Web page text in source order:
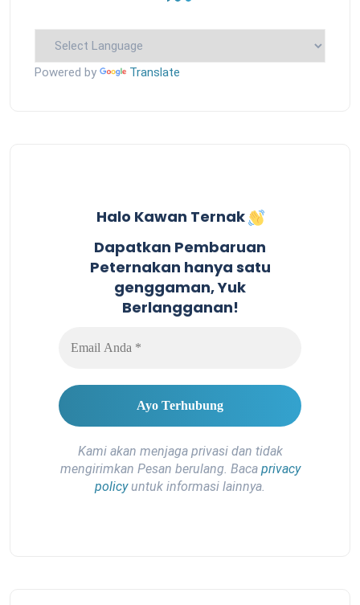
Powered by Translate
Halo Kawan Ternak
Dapatkan Pembaruan
Peternakan hanya satu
genggaman, Yuk
Berlangganan!
Kami akan menjaga privasi dan tidak
mengirimkan Pesan berulang. Baca privacy
policyuntuk informasi lainnya.